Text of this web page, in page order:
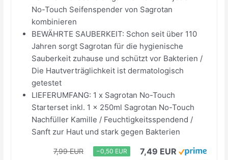
No-Touch Seifenspender von Sagrotan
kombinieren
BEWÄHRTE SAUBERKEIT: Schon seit über 110
Jahren sorgt Sagrotan für die hygienische
Sauberkeit zuhause und schützt vor Bakterien /
Die Hautverträglichkeit ist dermatologisch
getestet
LIEFERUMFANG: 1 x Sagrotan No-Touch
Starterset inkl. 1 x 250ml Sagrotan No-Touch
Nachfüller Kamille / Feuchtigkeitsspendend /
Sanft zur Haut und stark gegen Bakterien
7,99 EUR −0,50 EUR 7,49 EUR